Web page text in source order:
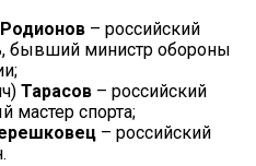
Родионов – российский
бывший министр обороны
Тарасов – российский
мастер спорта;
– российский